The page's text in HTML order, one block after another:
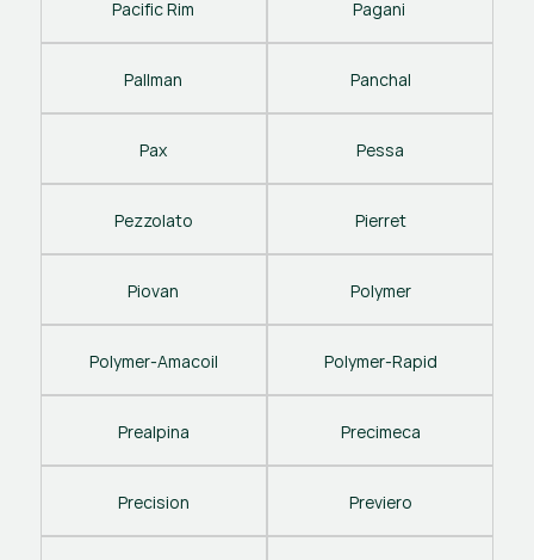
Pacific Rim Pagani
Pallman Panchal
Pax Pessa
Pezzolato Pierret
Piovan Polymer
Polymer-Amacoil Polymer-Rapid
Prealpina Precimeca
Precision Previero